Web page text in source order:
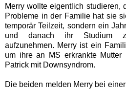
Merry wollte eigentlich studieren,
Probleme in der Familie hat sie
temporär Teilzeit, sondern ein
und danach ihr Studium
aufzunehmen. Merry ist ein
um ihre an MS erkrankte
Patrick mit Downsyndrom.
Die beiden melden Merry bei